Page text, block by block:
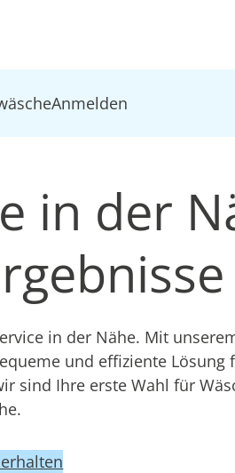
Anmelden
in der
in der Nähe. Mit
und effiziente Lösung
sind Ihre erste Wahl für